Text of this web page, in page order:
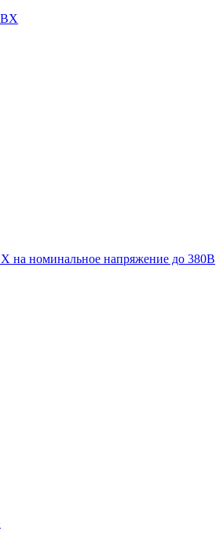
на номинальное напряжение до 380В